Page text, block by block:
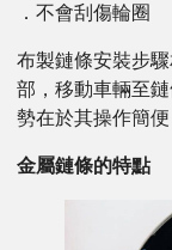
．不會刮傷輪圈
布製鏈條安裝步
部，移動車輛至
勢在於其操作簡
金屬鏈條的特點